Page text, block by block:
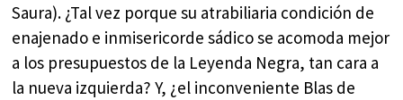
Saura). ¿Tal vez porque su atrabiliaria condición de
enajenado e inmisericorde sádico se acomoda mejor
a los presupuestos de la Leyenda Negra, tan cara a
la nueva izquierda? Y, ¿el inconveniente Blas de